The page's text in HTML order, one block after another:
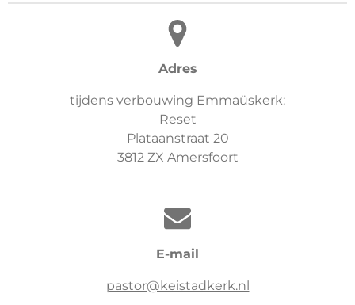
Adres
tijdens verbouwing Emmaüskerk:
Reset
Plataanstraat 20
3812 ZX Amersfoort
E-mail
pastor@keistadkerk.nl